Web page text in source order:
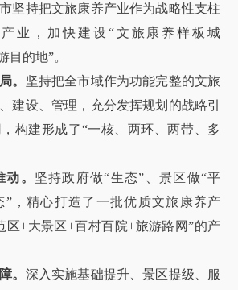
持把文旅康养产业作为战略性支柱
业，加快建设“文旅康养样板城
目的地”。
。 坚持把全市域作为功能完整的文旅
建设、管理，充分发挥规划的战略引
构建形成了“一核、两环、两带、多
。 坚持政府做“生态”、景区做“平
”，精心打造了一批优质文旅康养产
区+大景区+百村百院+旅游路网”的产
。 深入实施基础提升、景区提级、服